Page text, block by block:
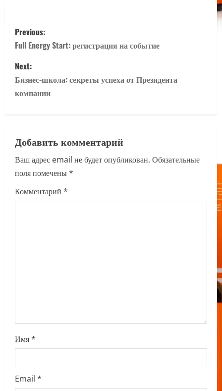
P
o
s
t
v
i
g
Previous:
Full Energy Start: регистрация на событие
Next:
Бизнес-школа: секреты успеха от Президента
компании
Добавить комментарий
Ваш адрес email не будет опубликован. Обязательные
поля помечены*
Комментарий *
Имя*
Email *